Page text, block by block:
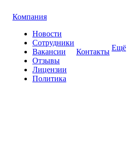
Компания
Новости
Сотрудники
Вакансии
Отзывы
Лицензии
Политика
Контакты Ещё